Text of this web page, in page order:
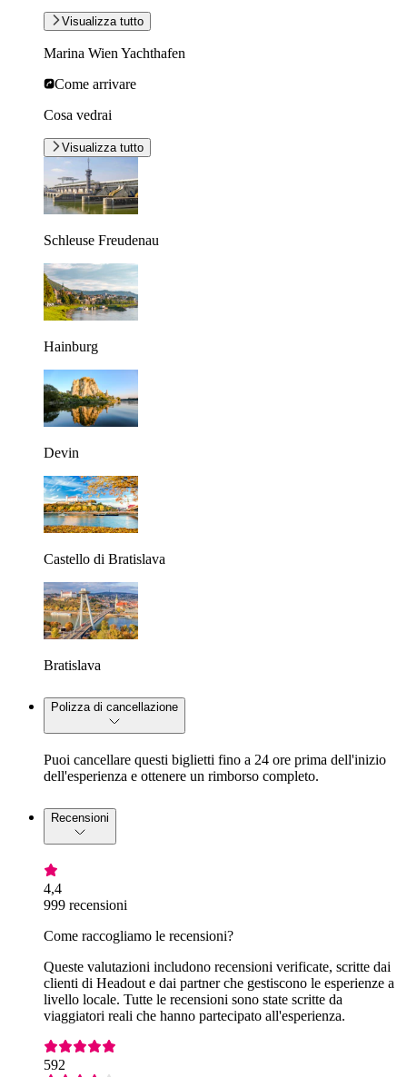
Visualizza tutto
Marina Wien Yachthafen
Come arrivare
Cosa vedrai
Visualizza tutto
Schleuse Freudenau
Hainburg
Devin
Castello di Bratislava
Bratislava
Polizza di cancellazione
Puoi cancellare questi biglietti fino a 24 ore prima dell'inizio
dell'esperienza e ottenere un rimborso completo.
Recensioni
4,4
999 recensioni
Come raccogliamo le recensioni?
Queste valutazioni includono recensioni verificate, scritte dai
clienti di Headout e dai partner che gestiscono le esperienze a
livello locale. Tutte le recensioni sono state scritte da
viaggiatori reali che hanno partecipato all'esperienza.
592